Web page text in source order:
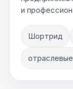
и
Шортрид